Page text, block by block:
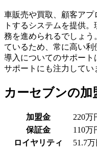
車販売や買取、顧客ア
トするシステムを提供
務を進められるでしょう
ているため、常に高い利
導入についてのサポー
サポートにも注力してい
カーセブンの加
加盟金
220万
保証金
110万
ロイヤリティ
51.7